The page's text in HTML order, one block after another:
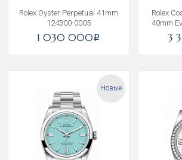
Rolex Oyster Perpetual 41mm
124300-0005
1 030 000i
Rolex
40mm
3
Новые